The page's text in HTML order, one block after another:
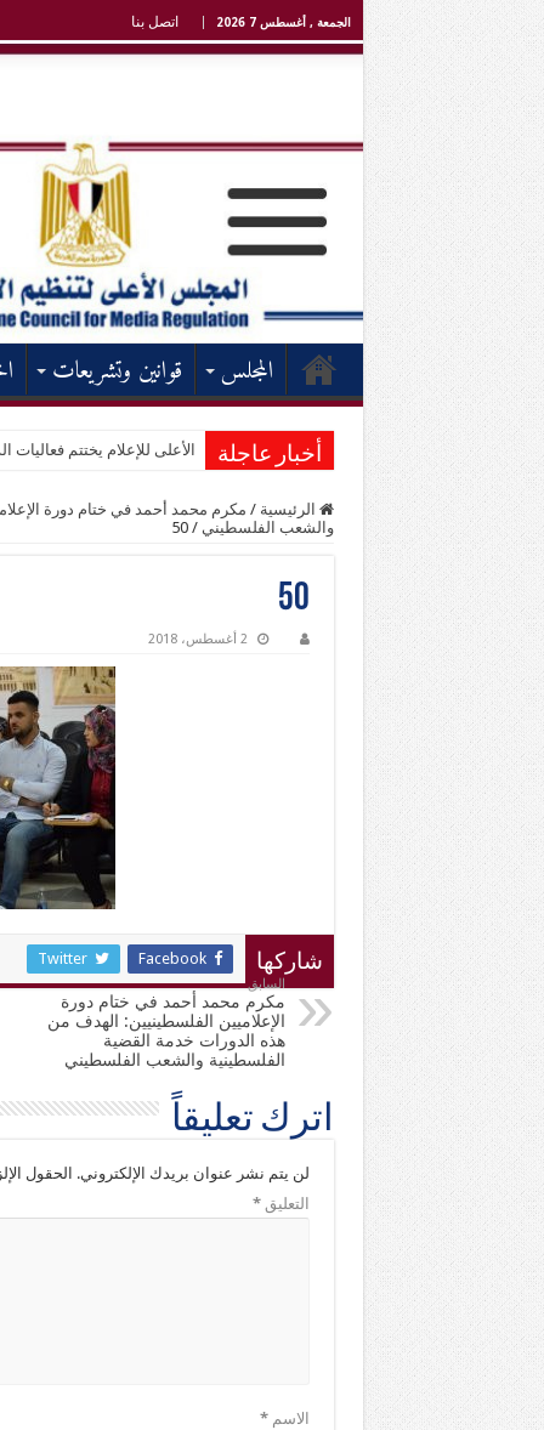
الجمعة , أغسطس 7 2026 اتصل بنا
المجلس قوانين وتشريعات
أخبار عاجلة الأعلى للإعلام يختتم فعاليات
الرئيسية / مكرم محمد أحمد في ختام دورة
والشعب الفلسطيني /
50
50
2 أغسطس، 2018
شاركها Facebook
Twitter
السابق
مكرم محمد أحمد في ختام دورة
الإعلاميين الفلسطينيين: الهدف من
هذه الدورات خدمة القضية
الفلسطينية والشعب الفلسطيني
اترك تعليقاً
لن يتم نشر عنوان بريدك الإلكتروني. الحقول
التعليق*
الاسم*